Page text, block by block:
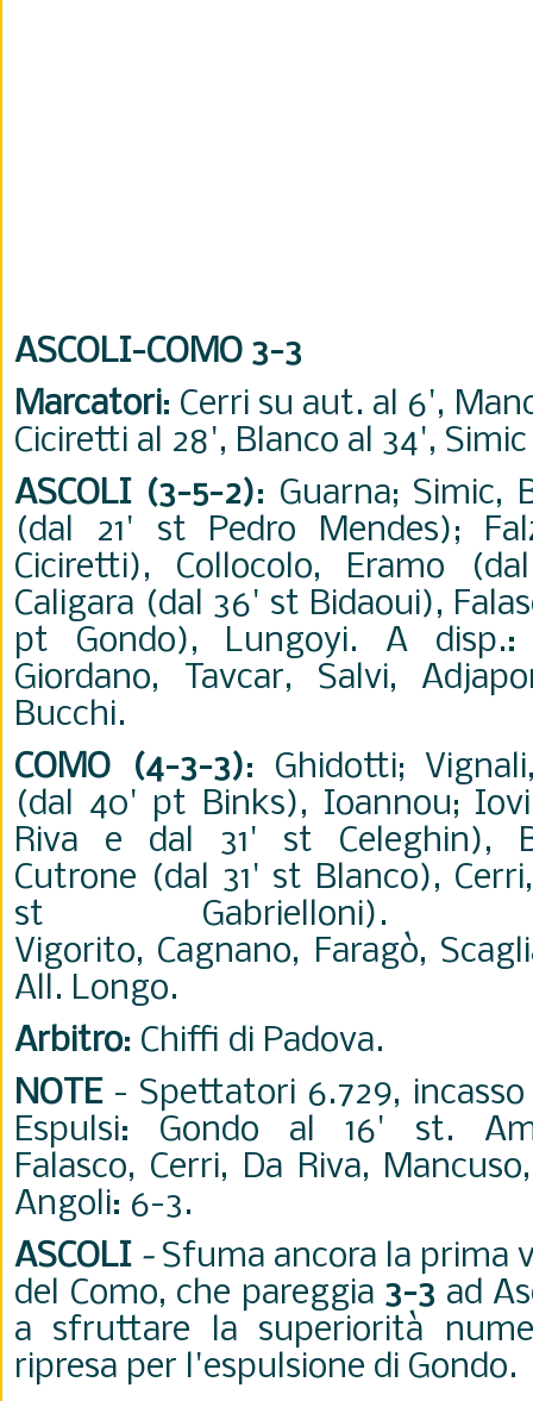
ASCOLI-COMO 3-3
Marcatori: Cerri su aut. al 6',
Ciciretti al 28', Blanco al 34',
ASCOLI (3-5-2): Guarna; Simic,
(dal 21' st Pedro Mendes);
Ciciretti), Collocolo, Eramo
Caligara (dal 36' st Bidaoui),
pt Gondo), Lungoyi. A disp.:
Giordano, Tavcar, Salvi,
Bucchi.
COMO (4-3-3): Ghidotti;
(dal 40' pt Binks), Ioannou;
Riva e dal 31' st Celeghin),
Cutrone (dal 31' st Blanco),
st
Vigorito, Cagnano, Faragò,
All. Longo.
Arbitro: Chiffi di Padova.
NOTE - Spettatori 6.729, incasso
Espulsi: Gondo al 16' st.
Falasco, Cerri, Da Riva,
Angoli: 6-3.
ASCOLI- Sfuma ancora la prima
del Como, che pareggia 3-3 ad
a sfruttare la superiorità
ripresa per l'espulsione di Gondo.